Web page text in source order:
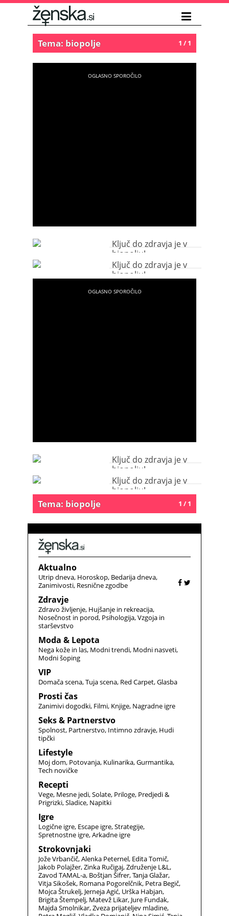
1 / 1
Tema: biopolje
Ključ do zdravja je v
biopolju!
Ključ do zdravja je v
biopolju!
Ključ do zdravja je v
biopolju!
Ključ do zdravja je v
biopolju!
1 / 1
Tema: biopolje
Aktualno
Utrip dneva Horoskop Bedarija dneva
Zanimivosti Resnične zgodbe
Zdravje
Zdravo življenje Hujšanje in rekreacija
Nosečnost in porod Psihologija Vzgoja in
starševstvo
Moda & Lepota
Nega kože in las Modni trendi Modni nasveti
Modni šoping
VIP
Domača scena Tuja scena Red Carpet Glasba
Prosti čas
Zanimivi dogodki Filmi Knjige Nagradne igre
Seks & Partnerstvo
Spolnost Partnerstvo Intimno zdravje Hudi
tipčki
Lifestyle
Moj dom Potovanja Kulinarika Gurmantika
Tech novičke
Recepti
Vege Mesne jedi Solate Priloge Predjedi &
Prigrizki Sladice Napitki
Igre
Logične igre Escape igre Strategije
Spretnostne igre Arkadne igre
Strokovnjaki
Jože Vrbančič Alenka Peternel Edita Tomič
Jakob Polajžer Zinka Ručigaj Združenje L&L
Zavod TAMAL-a Boštjan Šifrer Tanja Glažar
Vitja Sikošek Romana Pogorelčnik Petra Begič
Mojca Štrukelj Jerneja Agić Urška Habjan
Brigita Štempelj Matevž Likar Jure Fundak
Majda Smolnikar Zveza prijateljev mladine